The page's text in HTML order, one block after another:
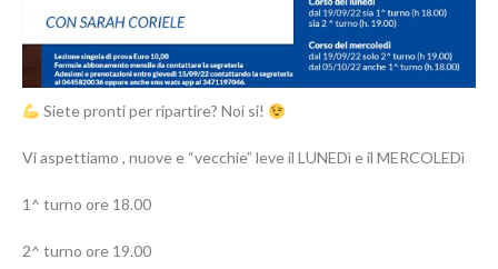
Siete pronti per ripartire? Noi si!
Vi aspettiamo , nuove e “vecchie” leve il LUNEDì e il MERCOLEDì
1^ turno ore 18.00
2^ turno ore 19.00